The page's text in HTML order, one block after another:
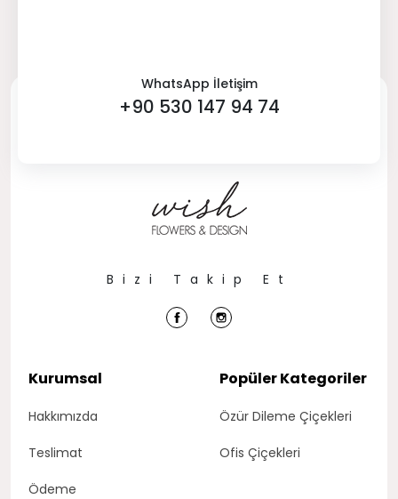
WhatsApp İletişim
+90 530 147 94 74
Kurumsal
Hakkımızda
Teslimat
Ödeme
Popüler Kategoriler
Özür Dileme Çiçekleri
Ofis Çiçekleri
Bizi Takip Et